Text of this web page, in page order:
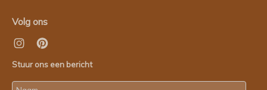
Volg ons
Stuur ons een bericht